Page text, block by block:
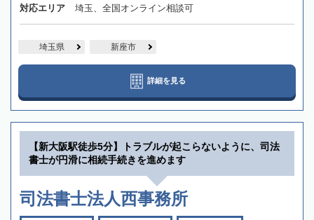
対応エリア 埼玉、全国オンライン相談可
埼玉県 新座市
詳細を見る
【新大阪駅徒歩5分】トラブルが起こらないように、司法
書士が円滑に相続手続きを進めます
司法書士法人西事務所